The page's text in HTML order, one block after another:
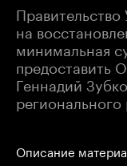
на
минимальная
предоставить
Геннадий
регионального
Описание